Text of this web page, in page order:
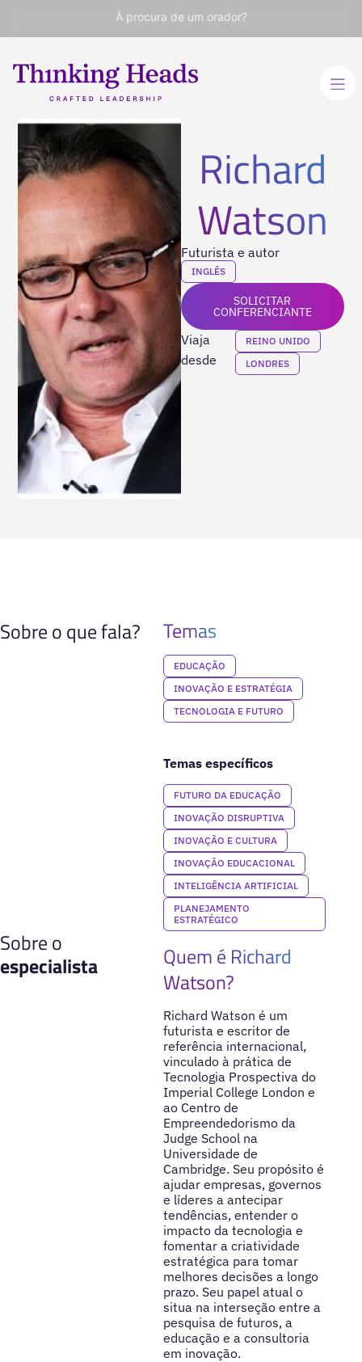
À procura de um orador?
Richard
Watson
Futurista e autor
INGLÊS
SOLICITAR
CONFERENCIANTE
Viaja
desde
REINO UNIDO
LONDRES
Sobre o que fala? Temas
EDUCAÇÃO
INOVAÇÃO E ESTRATÉGIA
TECNOLOGIA E FUTURO
Temas específicos
FUTURO DA EDUCAÇÃO
INOVAÇÃO DISRUPTIVA
INOVAÇÃO E CULTURA
INOVAÇÃO EDUCACIONAL
INTELIGÊNCIA ARTIFICIAL
PLANEJAMENTO
ESTRATÉGICO
Sobre o
especialista
Quem é Richard
Watson?
Richard Watson é um
futurista e escritor de
referência internacional,
vinculado à prática de
Tecnologia Prospectiva do
Imperial College London e
ao Centro de
Empreendedorismo da
Judge School na
Universidade de
Cambridge. Seu propósito é
ajudar empresas, governos
e líderes a antecipar
tendências, entender o
impacto da tecnologia e
fomentar a criatividade
estratégica para tomar
melhores decisões a longo
prazo. Seu papel atual o
situa na interseção entre a
pesquisa de futuros, a
educação e a consultoria
em inovação.